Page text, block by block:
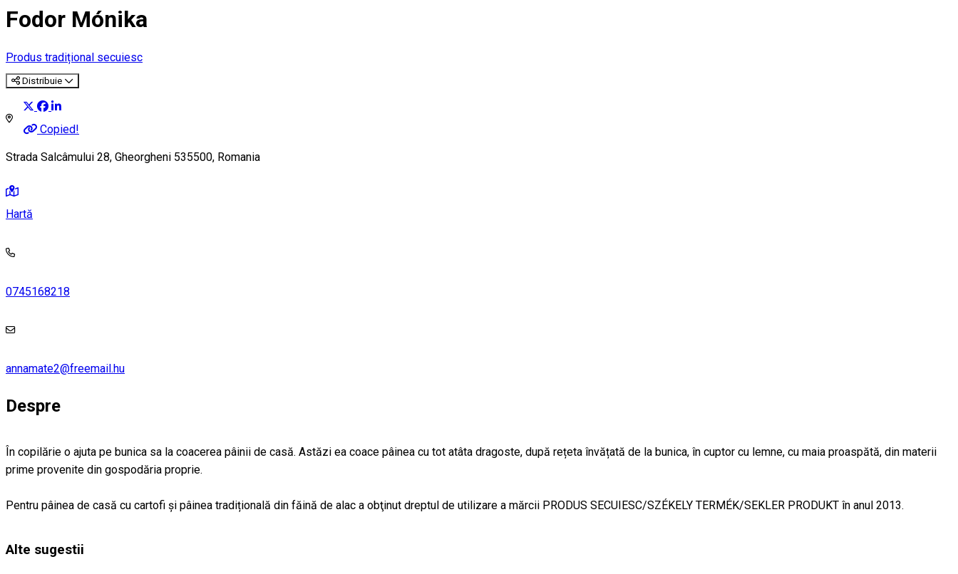
Fodor Mónika
Produs tradițional secuiesc
Distribuie
Copied!
Strada Salcâmului 28, Gheorgheni 535500, Romania
Hartă
0745168218
annamate2@freemail.hu
Despre
În copilărie o ajuta pe bunica sa la coacerea pâinii de casă. Astăzi ea coace pâinea cu tot atâta dragoste, după rețeta învățată de la bunica, în cuptor cu lemne, cu maia proaspătă, din materii
prime provenite din gospodăria proprie.
Pentru pâinea de casă cu cartofi și pâinea tradițională din făină de alac a obţinut dreptul de utilizare a mărcii PRODUS SECUIESC/SZÉKELY TERMÉK/SEKLER PRODUKT în anul 2013.
Alte sugestii